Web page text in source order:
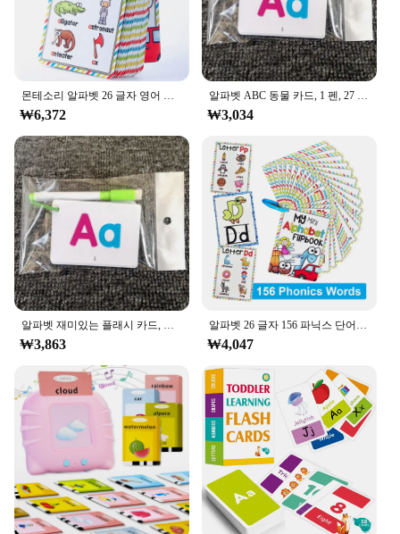
Features:
**Enhanced Learning Experience**
The merka Alphabet Cards are an essential
educational tool designed to make learning the
Korean alphabet fun and engaging for children and
adults alike. Each set includes 52 vibrant cards
featuring various illustrations, making it an ideal
resource for both classroom settings and individual
study. The cards are crafted from durable cardstock,
ensuring they can withstand the rigors of frequent
use. The colorful and engaging design captures the
attention of learners, making the process of
memorizing the Korean alphabet enjoyable and
effective.
**Versatile Educational Tool**
These alphabet cards are not just for learning; they
are also a versatile teaching aid that can be used in a
variety of educational settings. Whether you're a
teacher looking to enhance your lesson plans or a
parent homeschooling your child, these cards are a
valuable addition to your educational resources.
The cards can be used for flashcards, games, or as a
visual aid during lessons, providing a hands-on
approach to learning the Korean alphabet. Their
compact size makes them easy to carry and store,
making them a convenient tool for educators on the
go.
몬테소리 알파벳 26 글자 영어 카드, 파닉스 단어 조기 개발 교육 완구, 어린이 교사 교육 보조
₩6,372
알파벳 ABC 동물 카드, 1 펜, 27 개의 첫 단어 플래시 카드, 초등 학습자 교육용 어린이 장난감 선물
₩3,034
알파벳 재미있는 플래시 카드, 유치원부터 유치원까지 ABC 대문자 소문자 철자, 어린이 학습 교육 장난감, 27 개
₩3,863
알파벳 26 글자 156 파닉스 단어 영어 플래시 카드 조기 개발 교육 완구, 어린이 몬테소리 학습 T
₩4,047